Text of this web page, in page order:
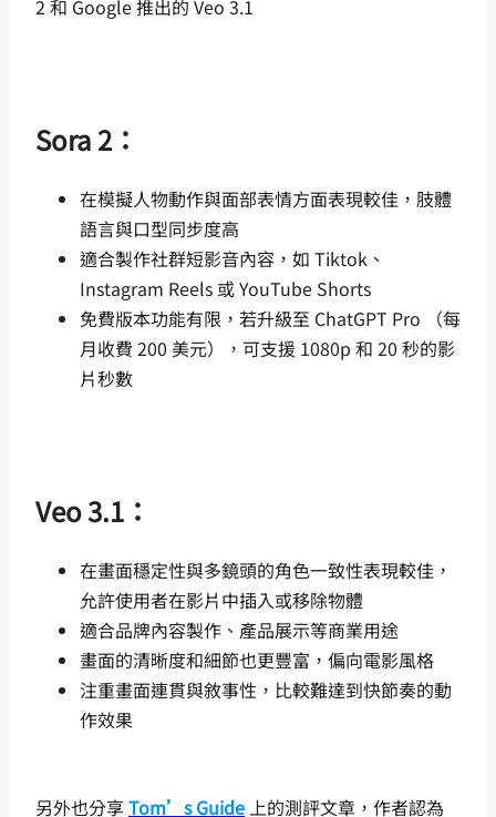
2 和 Google 推出的 Veo 3.1
Sora 2：
在模擬人物動作與面部表情方面表現較佳，肢體
語言與口型同步度高
適合製作社群短影音內容，如 Tiktok、
Instagram Reels 或 YouTube Shorts
免費版本功能有限，若升級至 ChatGPT Pro （每
月收費 200 美元），可支援 1080p 和 20 秒的影
片秒數
Veo 3.1：
在畫面穩定性與多鏡頭的角色一致性表現較佳，
允許使用者在影片中插入或移除物體
適合品牌內容製作、產品展示等商業用途
畫面的清晰度和細節也更豐富，偏向電影風格
注重畫面連貫與敘事性，比較難達到快節奏的動
作效果
另外也分享Tom’s Guide上的測評文章，作者認為